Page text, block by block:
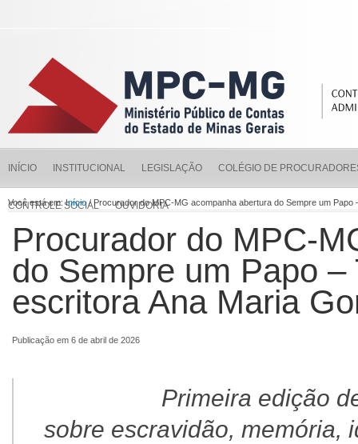
INÍCIO INSTITUCIONAL LEGISLAÇÃO COLÉGIO DE
CONTROLE SOCIAL OUVIDORIA
Você está em:Início/ Procurador do MPC-MG acompanha abertura do Sempre um
Procurador do MPC-
do Sempre um Papo
escritora Ana Maria
Publicação em 6 de abril de 2026
Primeira edição
sobre escravidão, memória,